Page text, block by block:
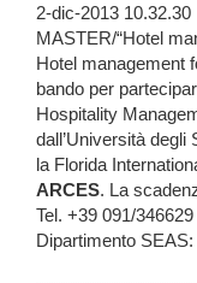
2-dic-2013 10.32.30
MASTER/“Hotel
Hotel management
bando per
Hospitality
dall’Università
la Florida
ARCES. La
Tel. +39 091/
Dipartimento SEAS: